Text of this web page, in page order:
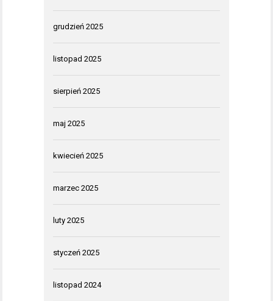
grudzień 2025
listopad 2025
sierpień 2025
maj 2025
kwiecień 2025
marzec 2025
luty 2025
styczeń 2025
listopad 2024